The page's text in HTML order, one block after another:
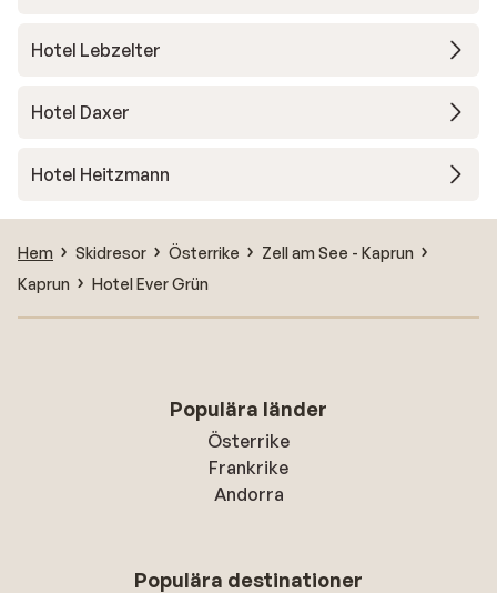
Hotel Lebzelter
Hotel Daxer
Hotel Heitzmann
Hem Skidresor Österrike
Zell am See - Kaprun
Kaprun
Hotel Ever Grün
Populära länder
Österrike
Frankrike
Andorra
Populära destinationer